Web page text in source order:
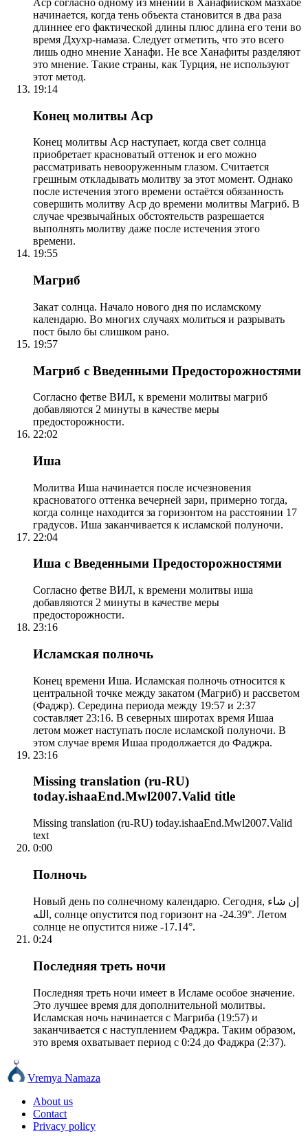
Аср согласно одному из мнений в Ханафийском мазхабе
начинается, когда тень объекта становится в два раза
длиннее его фактической длины плюс длина его тени во
время Дхухр-намаза. Следует отметить, что это всего
лишь одно мнение Ханафи. Не все Ханафиты разделяют
это мнение. Такие страны, как Турция, не используют
этот метод.
19:14
Конец молитвы Аср
Конец молитвы Аср наступает, когда свет солнца
приобретает красноватый оттенок и его можно
рассматривать невооруженным глазом. Считается
грешным откладывать молитву за этот момент. Однако
после истечения этого времени остаётся обязанность
совершить молитву Аср до времени молитвы Магриб. В
случае чрезвычайных обстоятельств разрешается
выполнять молитву даже после истечения этого
времени.
19:55
Магриб
Закат солнца. Начало нового дня по исламскому
календарю. Во многих случаях молиться и разрывать
пост было бы слишком рано.
19:57
Магриб с Введенными Предосторожностями
Согласно фетве ВИЛ, к времени молитвы магриб
добавляются 2 минуты в качестве меры
предосторожности.
22:02
Иша
Молитва Иша начинается после исчезновения
красноватого оттенка вечерней зари, примерно тогда,
когда солнце находится за горизонтом на расстоянии 17
градусов. Иша заканчивается к исламской полуночи.
22:04
Иша с Введенными Предосторожностями
Согласно фетве ВИЛ, к времени молитвы иша
добавляются 2 минуты в качестве меры
предосторожности.
23:16
Исламская полночь
Конец времени Иша. Исламская полночь относится к
центральной точке между закатом (Магриб) и рассветом
(Фаджр). Середина периода между 19:57 и 2:37
составляет 23:16. В северных широтах время Ишаа
летом может наступать после исламской полуночи. В
этом случае время Ишаа продолжается до Фаджра.
23:16
Missing translation (ru-RU)
today.ishaaEnd.Mwl2007.Valid title
Missing translation (ru-RU) today.ishaaEnd.Mwl2007.Valid
text
0:00
Полночь
Новый день по солнечному календарю. Сегодня, إن شاء
الله, солнце опустится под горизонт на -24.39°. Летом
солнце не опустится ниже -17.14°.
0:24
Последняя треть ночи
Последняя треть ночи имеет в Исламе особое значение.
Это лучшее время для дополнительной молитвы.
Исламская ночь начинается с Магриба (19:57) и
заканчивается с наступлением Фаджра. Таким образом,
это время охватывает период с 0:24 до Фаджра (2:37).
Vremya Namaza
About us
Contact
Privacy policy